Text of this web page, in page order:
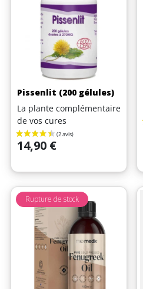
Pissenlit (200 gélules)
La plante complémentaire
de vos cures
Prix
14,90 €
Rupture de stock